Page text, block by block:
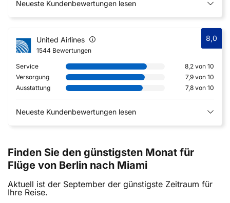
Neueste Kundenbewertungen lesen
United Airlines
1544 Bewertungen
8,0
Service
8,2 von 10
Versorgung
7,9 von 10
Ausstattung
7,8 von 10
Neueste Kundenbewertungen lesen
Finden Sie den günstigsten Monat für
Flüge von Berlin nach Miami
Aktuell ist der September der günstigste Zeitraum für
Ihre Reise.